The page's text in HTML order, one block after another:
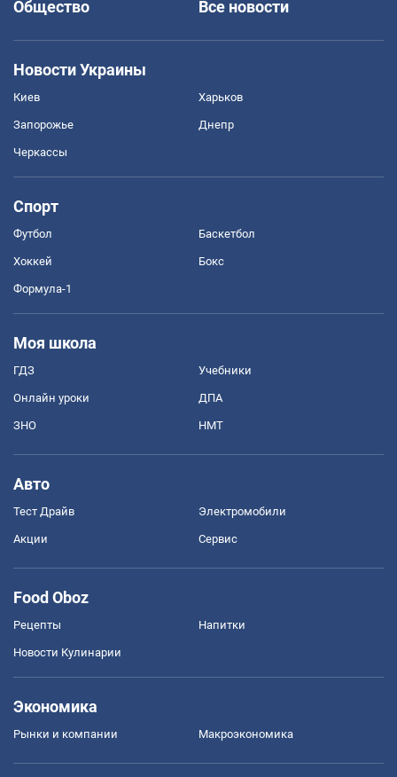
Общество
Все новости
Новости Украины
Киев Харьков
Запорожье Днепр
Черкассы
Спорт
Футбол Баскетбол
Хоккей Бокс
Формула-1
Моя школа
ГДЗ Учебники
Онлайн уроки ДПА
ЗНО НМТ
Авто
Тест Драйв Электромобили
Акции Сервис
Food Oboz
Рецепты Напитки
Новости Кулинарии
Экономика
Рынки и компании Mакроэкономика